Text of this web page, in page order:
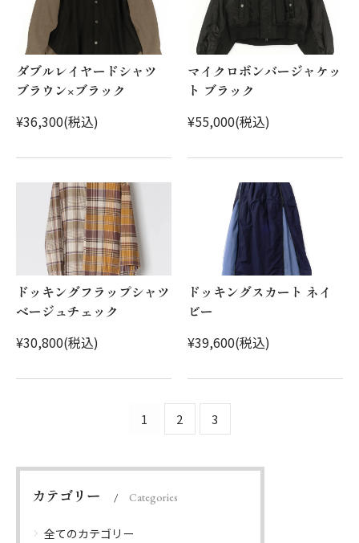
ダブルレイヤードシャツ
ブラウン×ブラック
¥36,300(税込)
マイクロボンバージャケッ
ト ブラック
¥55,000(税込)
ドッキングフラップシャツ
ベージュチェック
¥30,800(税込)
ドッキングスカート ネイ
ビー
¥39,600(税込)
1 2 3
カテゴリー Categories
全てのカテゴリー